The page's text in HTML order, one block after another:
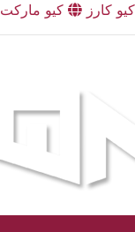
كيو كارز
كيو ماركت